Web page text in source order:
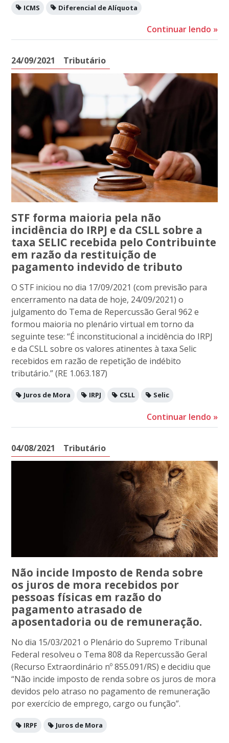
ICMS Diferencial de Alíquota
Continuar lendo »
24/09/2021 Tributário
STF forma maioria pela não
incidência do IRPJ e da CSLL sobre a
taxa SELIC recebida pelo Contribuinte
em razão da restituição de
pagamento indevido de tributo
O STF iniciou no dia 17/09/2021 (com previsão para
encerramento na data de hoje, 24/09/2021) o
julgamento do Tema de Repercussão Geral 962 e
formou maioria no plenário virtual em torno da
seguinte tese: “É inconstitucional a incidência do IRPJ
e da CSLL sobre os valores atinentes à taxa Selic
recebidos em razão de repetição de indébito
tributário.” (RE 1.063.187)
Juros de Mora IRPJ CSLL Selic
Continuar lendo »
04/08/2021 Tributário
Não incide Imposto de Renda sobre
os juros de mora recebidos por
pessoas físicas em razão do
pagamento atrasado de
aposentadoria ou de remuneração.
No dia 15/03/2021 o Plenário do Supremo Tribunal
Federal resolveu o Tema 808 da Repercussão Geral
(Recurso Extraordinário nº 855.091/RS) e decidiu que
“Não incide imposto de renda sobre os juros de mora
devidos pelo atraso no pagamento de remuneração
por exercício de emprego, cargo ou função”.
IRPF Juros de Mora